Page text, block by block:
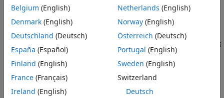
显示生成的与现有代码的集成
另请参阅
提供已有函数设定
代码继承工具函数接受特定的数据结构体或结构体数组作为参量。
您可以通过调用函数legacy_code()并使用 initialize
个输入来初始化数据结构体。初始化结构体之后，将其属性指定给
与要集成的现有代码对应的值。此示例中调用的已有函数的原型
为：
FLT directLookupTableND(const FLT *tableND, const UINT32
nbDims, const UINT32 *tableDims, const UINT32 *tableIdx)
Belgium (English)
Denmark (English)
Deutschland (Deutsch)
España (Español)
Finland (English)
France (Français)
Ireland (English)
Netherlands (English)
Norway(English)
Österreich (Deutsch)
Portugal (English)
Sweden (English)
Switzerland
Deutsch